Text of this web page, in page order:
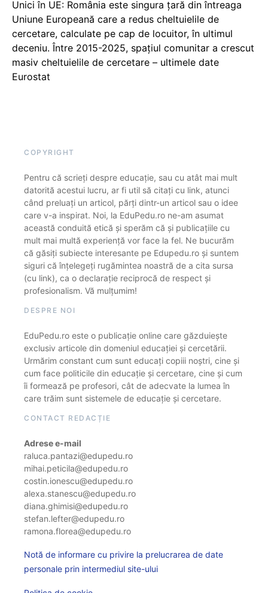
Unici în UE: România este singura țară din întreaga
Uniune Europeană care a redus cheltuielile de
cercetare, calculate pe cap de locuitor, în ultimul
deceniu. Între 2015-2025, spațiul comunitar a crescut
masiv cheltuielile de cercetare – ultimele date
Eurostat
COPYRIGHT
Pentru că scrieți despre educație, sau cu atât mai mult
datorită acestui lucru, ar fi util să citați cu link, atunci
când preluați un articol, părți dintr-un articol sau o idee
care v-a inspirat. Noi, la EduPedu.ro ne-am asumat
această conduită etică și sperăm că și publicațiile cu
mult mai multă experiență vor face la fel. Ne bucurăm
că găsiți subiecte interesante pe Edupedu.ro și suntem
siguri că înțelegeți rugămintea noastră de a cita sursa
(cu link), ca o declarație reciprocă de respect și
profesionalism. Vă mulțumim!
DESPRE NOI
EduPedu.ro este o publicație online care găzduiește
exclusiv articole din domeniul educației și cercetării.
Urmărim constant cum sunt educați copiii noștri, cine și
cum face politicile din educație și cercetare, cine și cum
îi formează pe profesori, cât de adecvate la lumea în
care trăim sunt sistemele de educație și cercetare.
CONTACT REDACȚIE
Adrese e-mail
raluca.pantazi@edupedu.ro
mihai.peticila@edupedu.ro
costin.ionescu@edupedu.ro
alexa.stanescu@edupedu.ro
diana.ghimisi@edupedu.ro
stefan.lefter@edupedu.ro
ramona.florea@edupedu.ro
Notă de informare cu privire la prelucrarea de date
personale prin intermediul site-ului